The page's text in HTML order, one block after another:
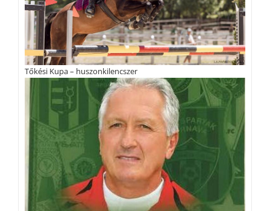
Tőkési Kupa – huszonkilencszer